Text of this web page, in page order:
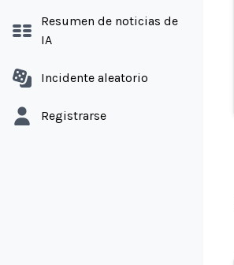
Resumen de noticias de
IA
Incidente aleatorio
Registrarse